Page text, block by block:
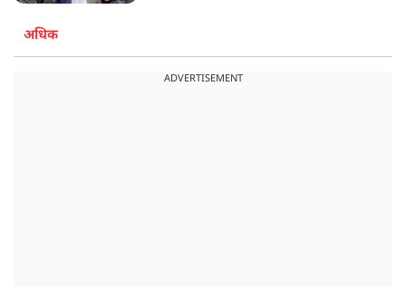
अधिक
ADVERTISEMENT